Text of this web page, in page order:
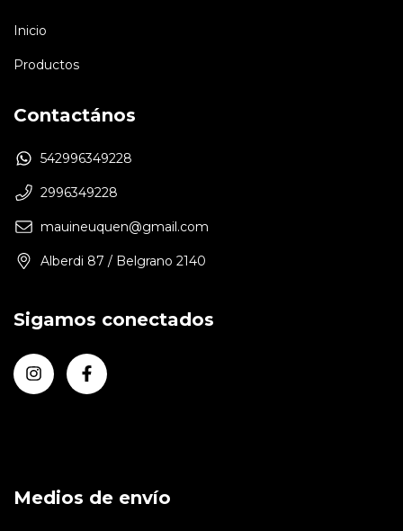
Inicio
Productos
Contactános
542996349228
2996349228
mauineuquen@gmail.com
Alberdi 87 / Belgrano 2140
Sigamos conectados
Medios de envío